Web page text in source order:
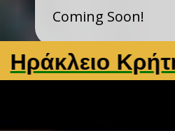
Coming Soon!
Κρήτης